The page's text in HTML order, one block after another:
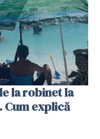
la robinet la
Cum explică